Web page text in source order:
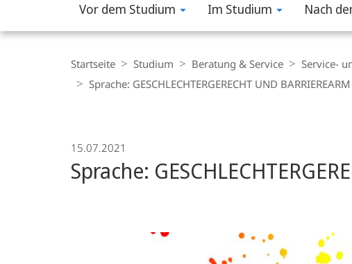
Philipps-
Universität
Marburg
Vor dem Studium Im Studium Nach
Navigation
Startseite Studium Beratung & Service Service-
Sprache: GESCHLECHTERGERECHT UND BARRIEREARM
15.07.2021
Sprache: